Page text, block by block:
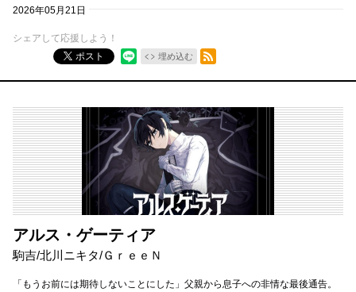
2026年05月21日
シェアして応援しよう！
ポスト
埋め込む
RSSフィード
アルス・ゲーティア
駒吉/北川ニキタ/ＧｒｅｅＮ
「もうお前には期待しないことにした」父親から息子への非情な最後通告。